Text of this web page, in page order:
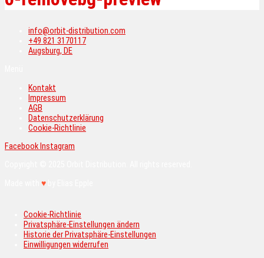
info@orbit-distribution.com
+49 821 3170117
Augsburg, DE
Kontakt
Impressum
AGB
Datenschutzerklärung
Cookie-Richtlinie
Facebook Instagram
♥
Cookie-Richtlinie
Privatsphäre-Einstellungen ändern
Historie der Privatsphäre-Einstellungen
Einwilligungen widerrufen